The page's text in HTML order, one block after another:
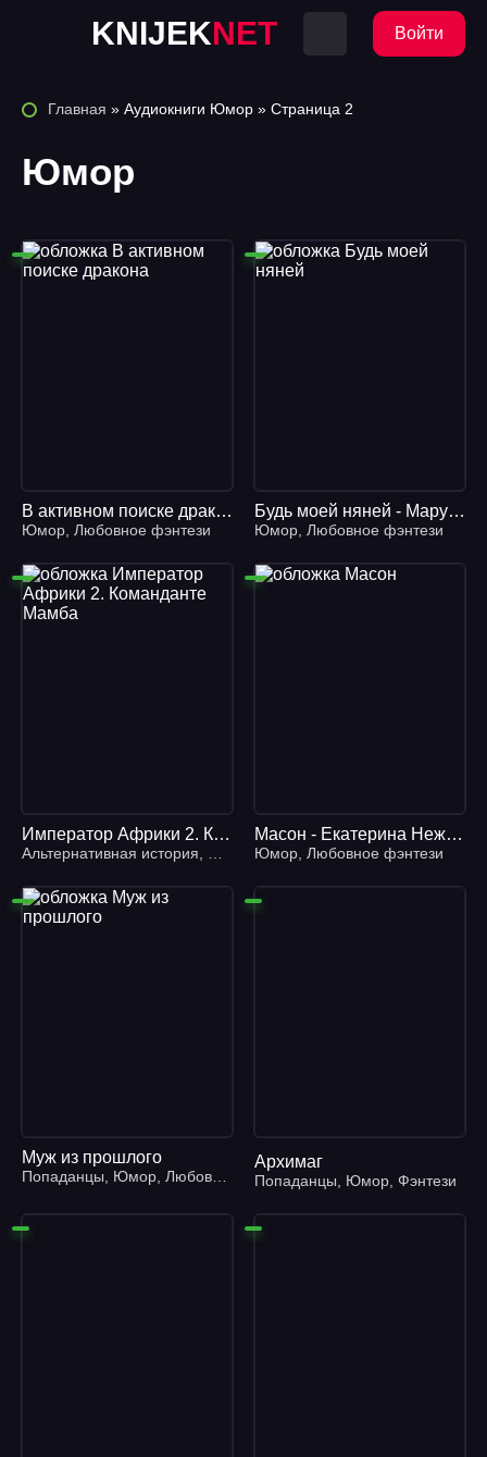
KNIJEKNET Войти
Главная » Аудиокниги Юмор » Страница 2
Юмор
В активном поиске дракона - Анна Одувалова
Юмор Любовное фэнтези
Будь моей няней - Маруся Хмельная
Юмор Любовное фэнтези
Император Африки 2. Команданте Мамба - Алексей Птица
Альтернативная история Попаданцы, Юмор,Фантастика
Масон - Екатерина Неженцева
Юмор Любовное фэнтези
Муж из прошлого
Попаданцы Юмор Любовное фэнтези
Архимаг
Попаданцы Юмор Фэнтези